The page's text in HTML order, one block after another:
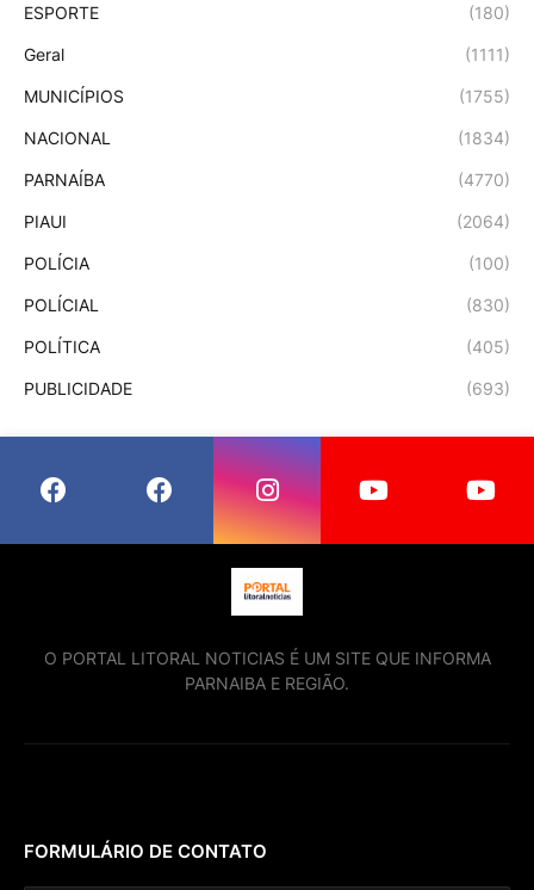
ESPORTE (180)
Geral (1111)
MUNICÍPIOS (1755)
NACIONAL (1834)
PARNAÍBA (4770)
PIAUI (2064)
POLÍCIA (100)
POLÍCIAL (830)
POLÍTICA (405)
PUBLICIDADE (693)
O PORTAL LITORAL NOTICIAS É UM SITE QUE INFORMA
PARNAIBA E REGIÃO.
FORMULÁRIO DE CONTATO